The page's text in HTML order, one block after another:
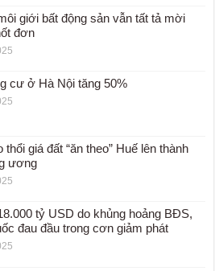
giới bất động sản vẫn tất tả mời
đơn
cư ở Hà Nội tăng 50%
thổi giá đất “ăn theo” Huế lên thành
ương
tỷ USD do khủng hoảng BĐS,
đau đầu trong cơn giảm phát